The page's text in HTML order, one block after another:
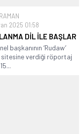
2025 01:58
DİL İLE BAŞLAR
başkanının ‘Rudaw’
verdiği röportaj